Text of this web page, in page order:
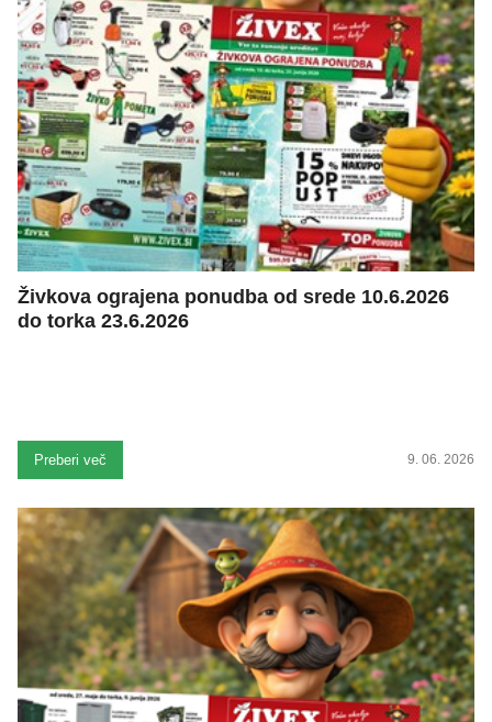
Živkova ograjena ponudba od srede 10.6.2026
do torka 23.6.2026
Preberi več 9. 06. 2026